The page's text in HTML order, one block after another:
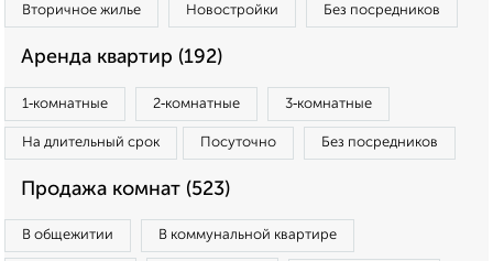
Вторичное жилье Новостройки Без посредников
Аренда квартир (192)
1‑комнатные 2‑комнатные 3‑комнатные
На длительный срок Посуточно Без посредников
Продажа комнат (523)
В общежитии В коммунальной квартире